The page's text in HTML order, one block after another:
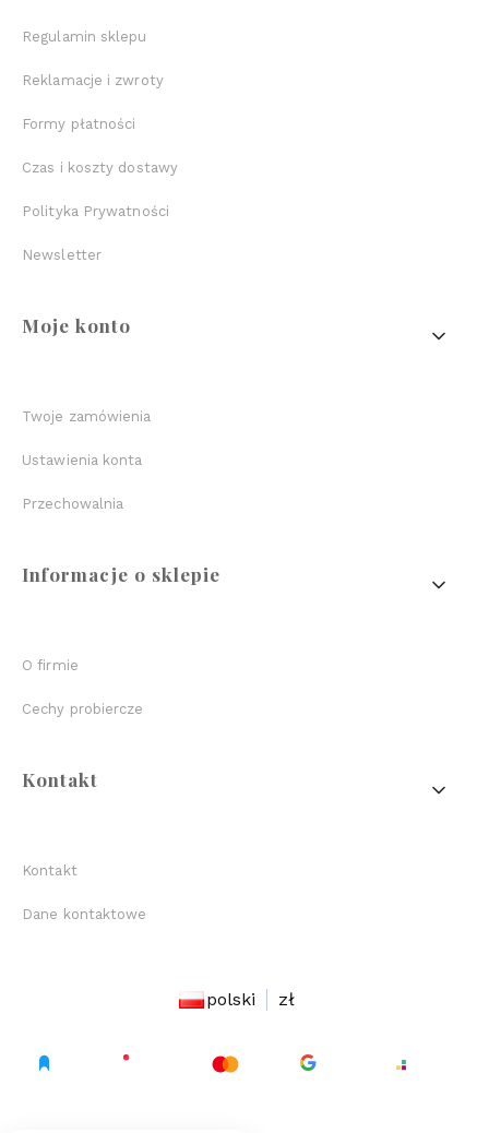
Regulamin sklepu
Reklamacje i zwroty
Formy płatności
Czas i koszty dostawy
Polityka Prywatności
Newsletter
Moje konto
Twoje zamówienia
Ustawienia konta
Przechowalnia
Informacje o sklepie
O firmie
Cechy probiercze
Kontakt
Kontakt
Dane kontaktowe
polski zł